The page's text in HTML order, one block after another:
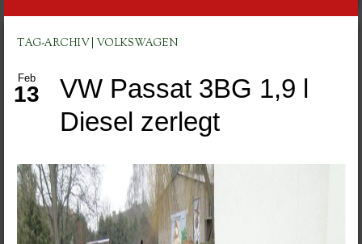
Inhalt
TAG-ARCHIV | VOLKSWAGEN
VW Passat 3BG 1,9 l
Diesel zerlegt
Feb
13